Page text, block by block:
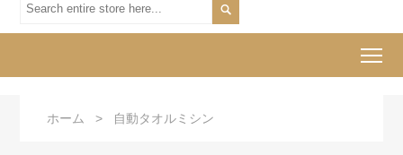

ホーム > 自動タオルミシン